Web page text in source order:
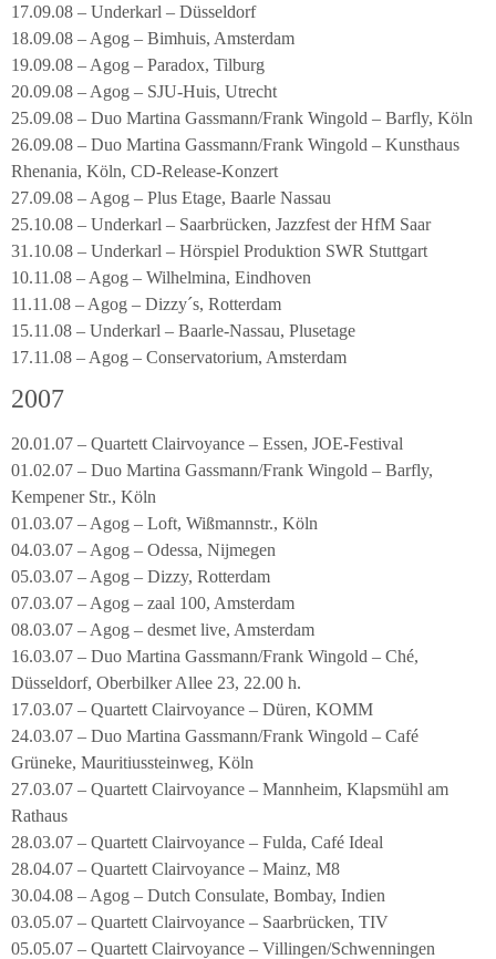
17.09.08 – Underkarl – Düsseldorf
18.09.08 – Agog – Bimhuis, Amsterdam
19.09.08 – Agog – Paradox, Tilburg
20.09.08 – Agog – SJU-Huis, Utrecht
25.09.08 – Duo Martina Gassmann/Frank Wingold – Barfly, Köln
26.09.08 – Duo Martina Gassmann/Frank Wingold – Kunsthaus
Rhenania, Köln, CD-Release-Konzert
27.09.08 – Agog – Plus Etage, Baarle Nassau
25.10.08 – Underkarl – Saarbrücken, Jazzfest der HfM Saar
31.10.08 – Underkarl – Hörspiel Produktion SWR Stuttgart
10.11.08 – Agog – Wilhelmina, Eindhoven
11.11.08 – Agog – Dizzy´s, Rotterdam
15.11.08 – Underkarl – Baarle-Nassau, Plusetage
17.11.08 – Agog – Conservatorium, Amsterdam
2007
20.01.07 – Quartett Clairvoyance – Essen, JOE-Festival
01.02.07 – Duo Martina Gassmann/Frank Wingold – Barfly,
Kempener Str., Köln
01.03.07 – Agog – Loft, Wißmannstr., Köln
04.03.07 – Agog – Odessa, Nijmegen
05.03.07 – Agog – Dizzy, Rotterdam
07.03.07 – Agog – zaal 100, Amsterdam
08.03.07 – Agog – desmet live, Amsterdam
16.03.07 – Duo Martina Gassmann/Frank Wingold – Ché,
Düsseldorf, Oberbilker Allee 23, 22.00 h.
17.03.07 – Quartett Clairvoyance – Düren, KOMM
24.03.07 – Duo Martina Gassmann/Frank Wingold – Café
Grüneke, Mauritiussteinweg, Köln
27.03.07 – Quartett Clairvoyance – Mannheim, Klapsmühl am
Rathaus
28.03.07 – Quartett Clairvoyance – Fulda, Café Ideal
28.04.07 – Quartett Clairvoyance – Mainz, M8
30.04.08 – Agog – Dutch Consulate, Bombay, Indien
03.05.07 – Quartett Clairvoyance – Saarbrücken, TIV
05.05.07 – Quartett Clairvoyance – Villingen/Schwenningen